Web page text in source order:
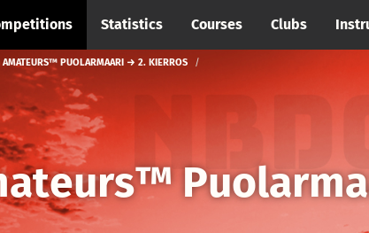
Statistics Courses Clubs
AMATEURS™ PUOLARMAARI → 2. KIERROS